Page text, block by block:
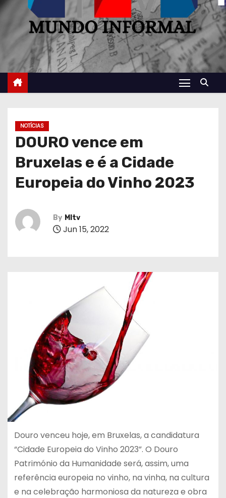
NOTÍCIAS
DOURO vence em
Bruxelas e é a Cidade
Europeia do Vinho 2023
By MItv
Jun 15, 2022
Douro venceu hoje, em Bruxelas, a candidatura
“Cidade Europeia do Vinho 2023”. O Douro
Património da Humanidade será, assim, uma
referência europeia no vinho, na vinha, na cultura
e na celebração harmoniosa da natureza e obra